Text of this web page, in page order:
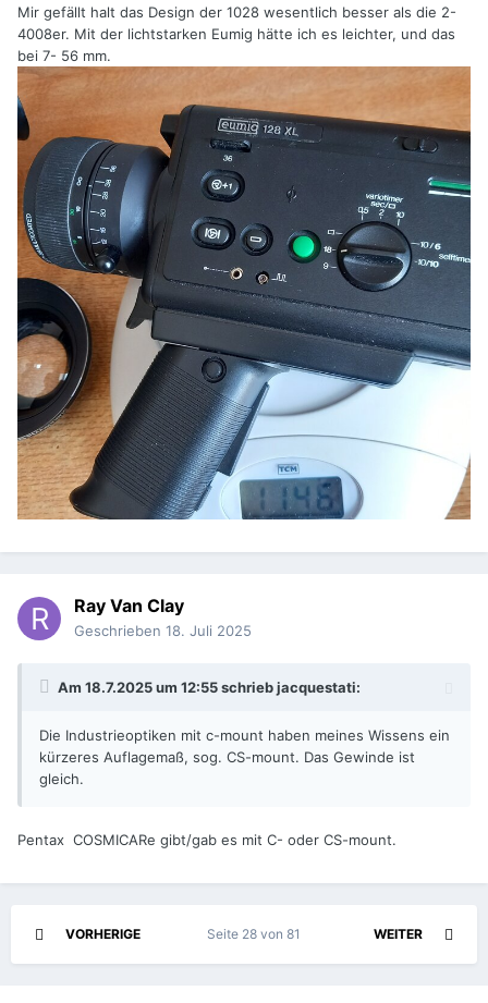
Mir gefällt halt das Design der 1028 wesentlich besser als die 2-
4008er. Mit der lichtstarken Eumig hätte ich es leichter, und das
bei 7- 56 mm.
Ray Van Clay
Geschrieben 18. Juli 2025
Am 18.7.2025 um 12:55 schriebjacquestati:
Die Industrieoptiken mit c-mount haben meines Wissens ein
kürzeres Auflagemaß, sog. CS-mount. Das Gewinde ist
gleich.
Pentax COSMICARe gibt/gab es mit C- oder CS-mount.
VORHERIGE WEITER
Seite 28 von 81